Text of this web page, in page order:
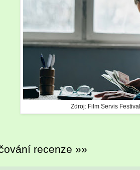
Zdroj: Film Servis
recenze »»